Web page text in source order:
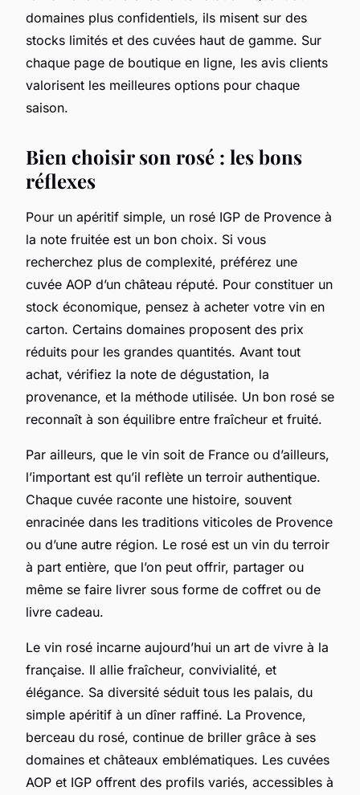
domaines plus confidentiels, ils misent sur des
stocks limités et des cuvées haut de gamme. Sur
chaque page de boutique en ligne, les avis clients
valorisent les meilleures options pour chaque
saison.
Bien choisir son rosé : les bons
réflexes
Pour un apéritif simple, un rosé IGP de Provence à
la note fruitée est un bon choix. Si vous
recherchez plus de complexité, préférez une
cuvée AOP d’un château réputé. Pour constituer un
stock économique, pensez à acheter votre vin en
carton. Certains domaines proposent des prix
réduits pour les grandes quantités. Avant tout
achat, vérifiez la note de dégustation, la
provenance, et la méthode utilisée. Un bon rosé se
reconnaît à son équilibre entre fraîcheur et fruité.
Par ailleurs, que le vin soit de France ou d’ailleurs,
l’important est qu’il reflète un terroir authentique.
Chaque cuvée raconte une histoire, souvent
enracinée dans les traditions viticoles de Provence
ou d’une autre région. Le rosé est un vin du terroir
à part entière, que l’on peut offrir, partager ou
même se faire livrer sous forme de coffret ou de
livre cadeau.
Le vin rosé incarne aujourd’hui un art de vivre à la
française. Il allie fraîcheur, convivialité, et
élégance. Sa diversité séduit tous les palais, du
simple apéritif à un dîner raffiné. La Provence,
berceau du rosé, continue de briller grâce à ses
domaines et châteaux emblématiques. Les cuvées
AOP et IGP offrent des profils variés, accessibles à